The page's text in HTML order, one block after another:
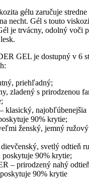
gélu zaručuje
necht. Gél s touto
je trvácny, odolný voči
GEL je dostupný v 6
priehľadný;
zladený s prirodzenou
najobľúbenejšia
90% krytie;
ženský, jemný
svetlý odtieň
90% krytie;
– prirodzený nahý
90% krytie